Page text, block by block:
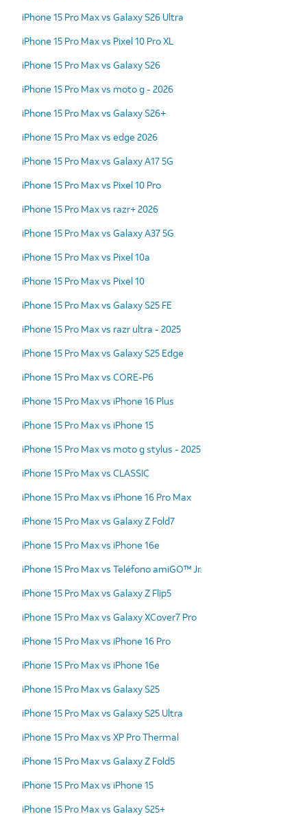
iPhone 15 Pro Max vs Galaxy S26 Ultra
iPhone 15 Pro Max vs Pixel 10 Pro XL
iPhone 15 Pro Max vs Galaxy S26
iPhone 15 Pro Max vs moto g - 2026
iPhone 15 Pro Max vs Galaxy S26+
iPhone 15 Pro Max vs edge 2026
iPhone 15 Pro Max vs Galaxy A17 5G
iPhone 15 Pro Max vs Pixel 10 Pro
iPhone 15 Pro Max vs razr+ 2026
iPhone 15 Pro Max vs Galaxy A37 5G
iPhone 15 Pro Max vs Pixel 10a
iPhone 15 Pro Max vs Pixel 10
iPhone 15 Pro Max vs Galaxy S25 FE
iPhone 15 Pro Max vs razr ultra - 2025
iPhone 15 Pro Max vs Galaxy S25 Edge
iPhone 15 Pro Max vs CORE-P6
iPhone 15 Pro Max vs iPhone 16 Plus
iPhone 15 Pro Max vs iPhone 15
iPhone 15 Pro Max vs moto g stylus - 2025
iPhone 15 Pro Max vs CLASSIC
iPhone 15 Pro Max vs iPhone 16 Pro Max
iPhone 15 Pro Max vs Galaxy Z Fold7
iPhone 15 Pro Max vs iPhone 16e
iPhone 15 Pro Max vs Teléfono amiGO™ Jr.
iPhone 15 Pro Max vs Galaxy Z Flip5
iPhone 15 Pro Max vs Galaxy XCover7 Pro
iPhone 15 Pro Max vs iPhone 16 Pro
iPhone 15 Pro Max vs iPhone 16e
iPhone 15 Pro Max vs Galaxy S25
iPhone 15 Pro Max vs Galaxy S25 Ultra
iPhone 15 Pro Max vs XP Pro Thermal
iPhone 15 Pro Max vs Galaxy Z Fold5
iPhone 15 Pro Max vs iPhone 15
iPhone 15 Pro Max vs Galaxy S25+